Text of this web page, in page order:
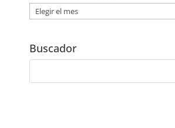
Noticias
por
Buscador